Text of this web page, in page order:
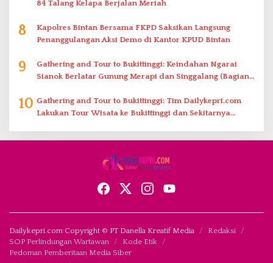
84 Talang Kelapa Berjalan Meriah
8
Kapolres Bintan Bersama FKPD Saksikan Langsung
Penanggulangan Aksi Demo di Kantor KPUD Bintan
9
Gathering and Tour to Bukittinggi: Keindahan Ngarai
Sianok Berlatar Gunung Merapi dan Singgalang (Bagian
10 Gathering and Tour to Bukittinggi: Tim Dailykepri.com
Lakukan Tour Wisata ke Bukittinggi dan Sekitarnya
Dailykepri.com Copyright © PT Danella Kreatif Media
Redaksi
SOP Perlindungan Wartawan
Kode Etik
Pedoman Pemberitaan Media Siber